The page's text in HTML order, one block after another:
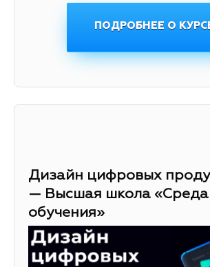
ПОДРОБНЕЕ О
Дизайн цифровых
— Высшая школа «Среда
обучения»